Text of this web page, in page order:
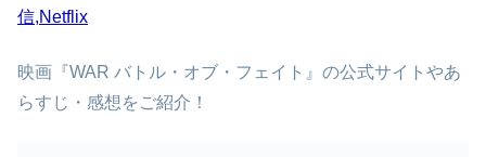
映画『WAR バトル・オブ・フェイト』の公式サイトやあ
らすじ・感想をご紹介！